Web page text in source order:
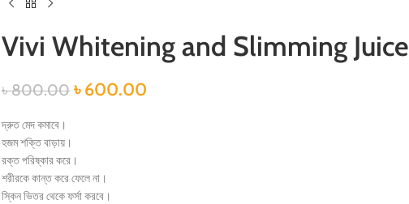
Vivi Whitening and Slimming Juice
৳800.00 ৳600.00
দ্রুত মেদ কমাবে।
হজম শক্তি বাড়ায়।
রক্ত পরিষ্কার করে।
শরীরকে কান্ত করে ফেলে না।
স্কিন ভিতর থেকে ফর্সা করবে।